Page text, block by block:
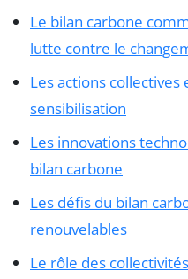
Le bilan carbone
lutte contre le
Les actions collectives
sensibilisation
Les innovations
bilan carbone
Les défis du bilan
renouvelables
Le rôle des